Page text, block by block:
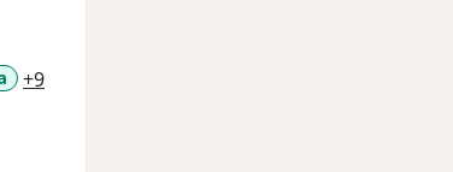
+9a11y_sr_more_diseases